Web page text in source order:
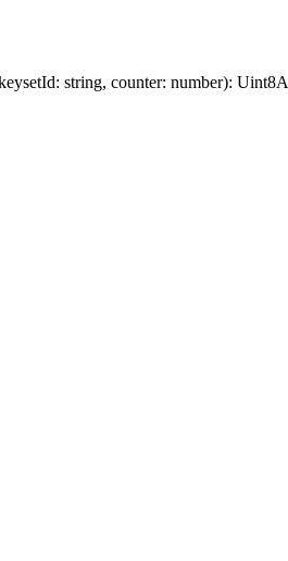
: string, counter: number):